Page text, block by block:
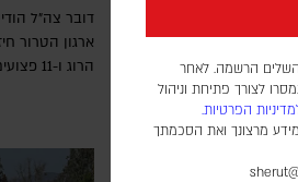
הרשמה. לאחר
לצורך פתיחת וניהול
הפרטיות.
מרצונך ואת הסכמתך
את מפת נתיבי
לאיראן ולעומאן
דובר צה"ל
הרוג ו-11 פצועים